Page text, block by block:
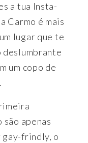
a tua Insta-
Carmo é mais
lugar que te
deslumbrante
um copo de
apenas
gay-frindly, o